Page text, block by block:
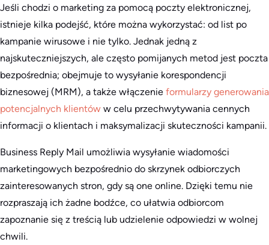
Jeśli chodzi o marketing za pomocą poczty elektronicznej,
istnieje kilka podejść, które można wykorzystać: od list po
kampanie wirusowe i nie tylko. Jednak jedną z
najskuteczniejszych, ale często pomijanych metod jest poczta
bezpośrednia; obejmuje to wysyłanie korespondencji
biznesowej (MRM), a także włączenie formularzy generowania
potencjalnych klientów w celu przechwytywania cennych
informacji o klientach i maksymalizacji skuteczności kampanii.
Business Reply Mail umożliwia wysyłanie wiadomości
marketingowych bezpośrednio do skrzynek odbiorczych
zainteresowanych stron, gdy są one online. Dzięki temu nie
rozpraszają ich żadne bodźce, co ułatwia odbiorcom
zapoznanie się z treścią lub udzielenie odpowiedzi w wolnej
chwili.